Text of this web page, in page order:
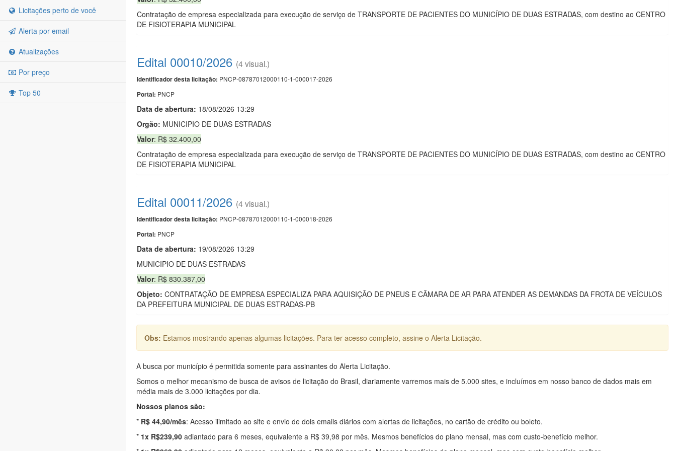
Licitações perto de você
Alerta por email
Atualizações
Por preço
Top 50
Contratação de empresa especializada para execução de serviço de TRANSPORTE DE PACIENTES DO MUNICÍPIO DE DUAS ESTRADAS, com destino ao CENTRO
DE FISIOTERAPIA MUNICIPAL
Edital 00010/2026 (4 visual.)
Identificador desta licitação: PNCP-08787012000110-1-000017-2026
Portal: PNCP
Data de abertura: 18/08/2026 13:29
Orgão: MUNICIPIO DE DUAS ESTRADAS
Valor: R$ 32.400,00
Contratação de empresa especializada para execução de serviço de TRANSPORTE DE PACIENTES DO MUNICÍPIO DE DUAS ESTRADAS, com destino ao CENTRO
DE FISIOTERAPIA MUNICIPAL
Edital 00011/2026 (4 visual.)
Identificador desta licitação: PNCP-08787012000110-1-000018-2026
Portal: PNCP
Data de abertura: 19/08/2026 13:29
MUNICIPIO DE DUAS ESTRADAS
Valor: R$ 830.387,00
Objeto: CONTRATAÇÃO DE EMPRESA ESPECIALIZA PARA AQUISIÇÃO DE PNEUS E CÂMARA DE AR PARA ATENDER AS DEMANDAS DA FROTA DE VEÍCULOS
DA PREFEITURA MUNICIPAL DE DUAS ESTRADAS-PB
Obs: Estamos mostrando apenas algumas licitações. Para ter acesso completo, assine o Alerta Licitação.
A busca por município é permitida somente para assinantes do Alerta Licitação.
Somos o melhor mecanismo de busca de avisos de licitação do Brasil, diariamente varremos mais de 5.000 sites, e incluímos em nosso banco de dados mais em
média mais de 3.000 licitações por dia.
Nossos planos são:
* R$ 44,90/mês: Acesso ilimitado ao site e envio de dois emails diários com alertas de licitações, no cartão de crédito ou boleto.
* 1x R$239,90 adiantado para 6 meses, equivalente a R$ 39,98 por mês. Mesmos benefícios do plano mensal, mas com custo-benefício melhor.